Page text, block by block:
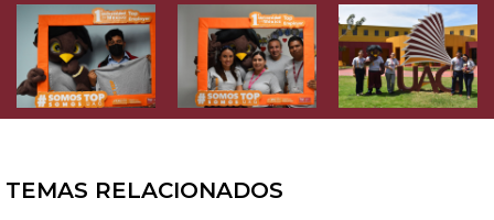
TEMAS RELACIONADOS